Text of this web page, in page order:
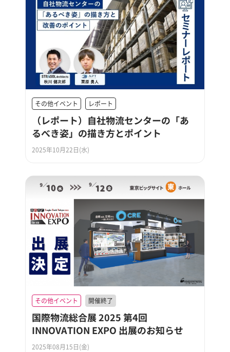
その他イベント レポート
（レポート）自社物流センターの「あ
るべき姿」の描き方とポイント
2025年10月22日(水)
その他イベント 開催終了
国際物流総合展 2025 第4回
INNOVATION EXPO 出展のお知らせ
2025年08月15日(金)